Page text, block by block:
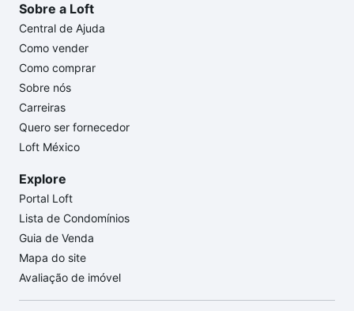
Sobre a Loft
Central de Ajuda
Como vender
Como comprar
Sobre nós
Carreiras
Quero ser fornecedor
Loft México
Explore
Portal Loft
Lista de Condomínios
Guia de Venda
Mapa do site
Avaliação de imóvel